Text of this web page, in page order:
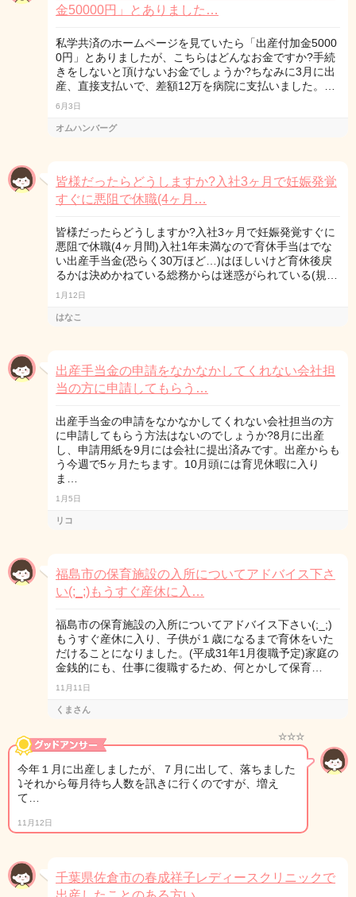
金50000円」とありました…
私学共済のホームページを見ていたら「出産付加金5000
0円」とありましたが、こちらはどんなお金ですか?手続
きをしないと頂けないお金でしょうか?ちなみに3月に出
産、直接支払いで、差額12万を病院に支払いました。…
6月3日
オムハンバーグ
皆様だったらどうしますか?入社3ヶ月で妊娠発覚
すぐに悪阻で休職(4ヶ月…
皆様だったらどうしますか?入社3ヶ月で妊娠発覚すぐに
悪阻で休職(4ヶ月間)入社1年未満なので育休手当はでな
い出産手当金(恐らく30万ほど…)はほしいけど育休後戻
るかは決めかねている総務からは迷惑がられている(規…
1月12日
はなこ
出産手当金の申請をなかなかしてくれない会社担
当の方に申請してもらう…
出産手当金の申請をなかなかしてくれない会社担当の方
に申請してもらう方法はないのでしょうか?8月に出産
し、申請用紙を9月には会社に提出済みです。出産からも
う今週で5ヶ月たちます。10月頭には育児休暇に入り
ま…
1月5日
リコ
福島市の保育施設の入所についてアドバイス下さ
い(;_;)もうすぐ産休に入…
福島市の保育施設の入所についてアドバイス下さい(;_;)
もうすぐ産休に入り、子供が１歳になるまで育休をいた
だけることになりました。(平成31年1月復職予定)家庭の
金銭的にも、仕事に復職するため、何とかして保育…
11月11日
くまさん
☆☆☆
今年１月に出産しましたが、７月に出して、落ちました
⤵それから毎月待ち人数を訊きに行くのですが、増え
て…
11月12日
千葉県佐倉市の春成祥子レディースクリニックで